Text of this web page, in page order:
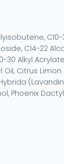
C10-
C14-22
30 Alkyl
Citrus Limon
Phoenix